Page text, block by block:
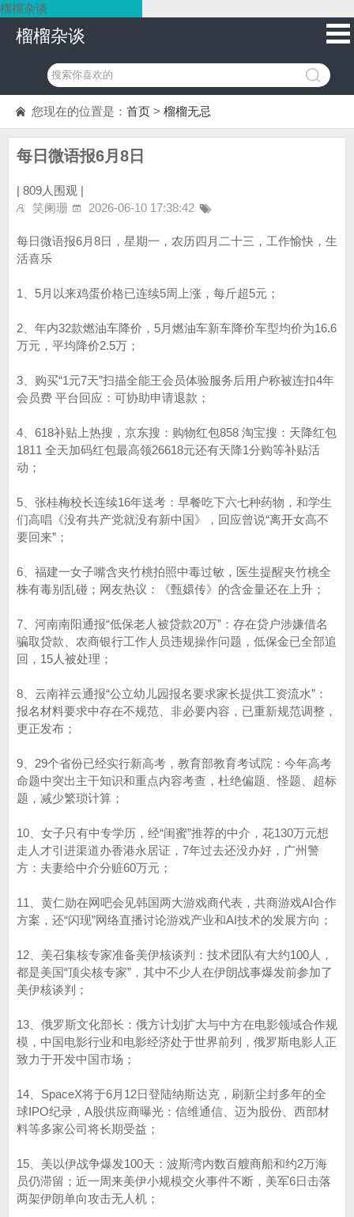
榴榴杂谈
榴榴杂谈
您现在的位置是： 首页 > 榴榴无忌
每日微语报6月8日
| 809人围观 |
笑阑珊
2026-06-10 17:38:42
每日微语报6月8日，星期一，农历四月二十三，工作愉快，生
活喜乐
1、5月以来鸡蛋价格已连续5周上涨，每斤超5元；
2、年内32款燃油车降价，5月燃油车新车降价车型均价为16.6
万元，平均降价2.5万；
3、购买“1元7天”扫描全能王会员体验服务后用户称被连扣4年
会员费 平台回应：可协助申请退款；
4、618补贴上热搜，京东搜：购物红包858 淘宝搜：天降红包
1811 全天加码红包最高领26618元还有天降1分购等补贴活
动；
5、张桂梅校长连续16年送考：早餐吃下六七种药物，和学生
们高唱《没有共产党就没有新中国》，回应曾说“离开女高不
要回来”；
6、福建一女子嘴含夹竹桃拍照中毒过敏，医生提醒夹竹桃全
株有毒别乱碰；网友热议：《甄嬛传》的含金量还在上升；
7、河南南阳通报“低保老人被贷款20万”：存在贷户涉嫌借名
骗取贷款、农商银行工作人员违规操作问题，低保金已全部追
回，15人被处理；
8、云南祥云通报“公立幼儿园报名要求家长提供工资流水”：
报名材料要求中存在不规范、非必要内容，已重新规范调整，
更正发布；
9、29个省份已经实行新高考，教育部教育考试院：今年高考
命题中突出主干知识和重点内容考查，杜绝偏题、怪题、超标
题，减少繁琐计算；
10、女子只有中专学历，经“闺蜜”推荐的中介，花130万元想
走人才引进渠道办香港永居证，7年过去还没办好，广州警
方：夫妻给中介分赃60万元；
11、黄仁勋在网吧会见韩国两大游戏商代表，共商游戏AI合作
方案，还“闪现”网络直播讨论游戏产业和AI技术的发展方向；
12、美召集核专家准备美伊核谈判：技术团队有大约100人，
都是美国“顶尖核专家”，其中不少人在伊朗战事爆发前参加了
美伊核谈判；
13、俄罗斯文化部长：俄方计划扩大与中方在电影领域合作规
模，中国电影行业和电影经济处于世界前列，俄罗斯电影人正
致力于开发中国市场；
14、SpaceX将于6月12日登陆纳斯达克，刷新尘封多年的全
球IPO纪录，A股供应商曝光：信维通信、迈为股份、西部材
料等多家公司将长期受益；
15、美以伊战争爆发100天：波斯湾内数百艘商船和约2万海
员仍滞留；近一周来美伊小规模交火事件不断，美军6日击落
两架伊朗单向攻击无人机；